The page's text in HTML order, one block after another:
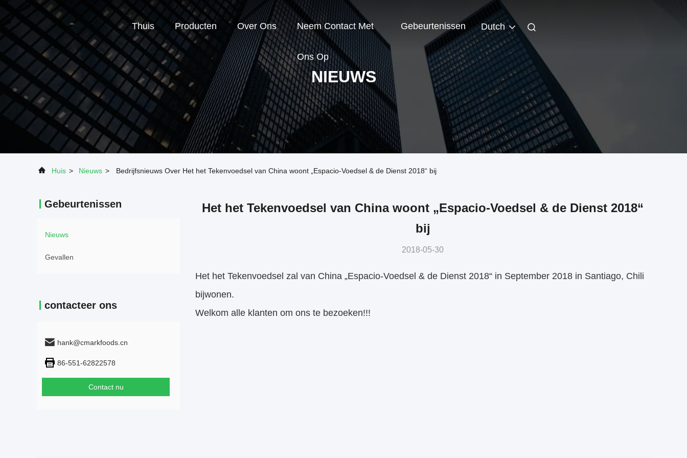
Thuis Producten Over Ons Neem Contact Met
Ons Op
Gebeurtenissen Dutch
NIEUWS
Huis > Nieuws > Bedrijfsnieuws Over Het het Tekenvoedsel van China woont „Espacio-Voedsel & de Dienst 2018“ bij
Gebeurtenissen
Nieuws
Gevallen
contacteer ons
hank@cmarkfoods.cn
86-551-62822578
Contact nu
Het het Tekenvoedsel van China woont „Espacio-Voedsel & de Dienst 2018“
bij
2018-05-30
Het het Tekenvoedsel zal van China „Espacio-Voedsel & de Dienst 2018“ in September 2018 in Santiago, Chili
bijwonen.
Welkom alle klanten om ons te bezoeken!!!